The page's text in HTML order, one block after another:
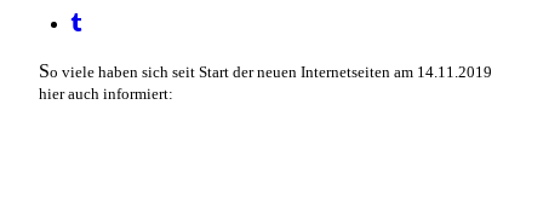
So viele haben sich seit Start der neuen Internetseiten am 14.11.2019
hier auch informiert: